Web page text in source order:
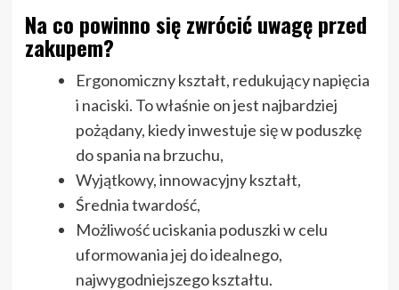
Na co powinno się zwrócić uwagę przed
zakupem?
Ergonomiczny kształt, redukujący napięcia
i naciski. To właśnie on jest najbardziej
pożądany, kiedy inwestuje się w poduszkę
do spania na brzuchu,
Wyjątkowy, innowacyjny kształt,
Średnia twardość,
Możliwość uciskania poduszki w celu
uformowania jej do idealnego,
najwygodniejszego kształtu.